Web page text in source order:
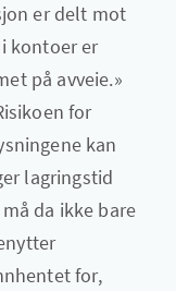
er delt mot
kontoer er
på avveie.»
for
kan
lagringstid
da ikke bare
for,